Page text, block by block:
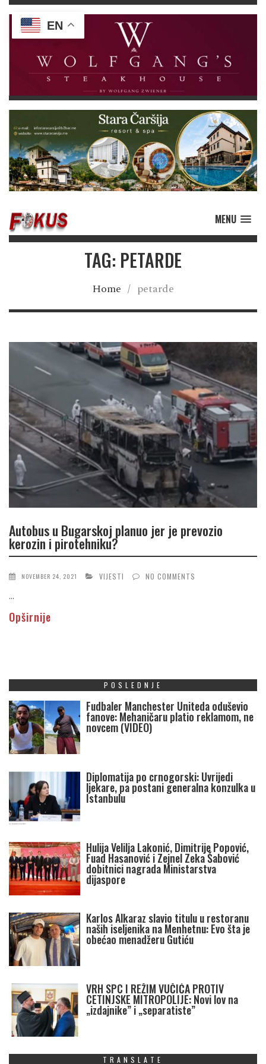
MENU
TAG: PETARDE
Home / petarde
Autobus u Bugarskoj planuo jer je prevozio
kerozin i pirotehniku?
NOVEMBER 24, 2021 VIJESTI NO COMMENTS
...
Opširnije
POSLEDNJE
Fudbaler Manchester Uniteda oduševio
fanove: Mehaničaru platio reklamom, ne
novcem (VIDEO)
Diplomatija po crnogorski: Uvrijedi
ljekare, pa postani generalna konzulka u
Istanbulu
Hulija Velilja Lakonić, Dimitrije Popović,
Fuad Hasanović i Zejnel Zeka Šabović
dobitnici nagrada Ministarstva
dijaspore
Karlos Alkaraz slavio titulu u restoranu
naših iseljenika na Menhetnu: Evo šta je
obećao menadžeru Gutiću
VRH SPC I REŽIM VUČIĆA PROTIV
CETINJSKE MITROPOLIJE: Novi lov na
„izdajnike” i „separatiste”
TRANSLATE
EN